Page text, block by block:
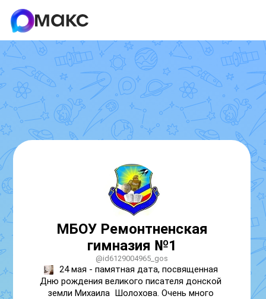
МБОУ Ремонтненская
гимназия №1
@id6129004965_gos
24 мая - памятная дата, посвященная
Дню рождения великого писателя донской
земли Михаила  Шолохова. Очень много